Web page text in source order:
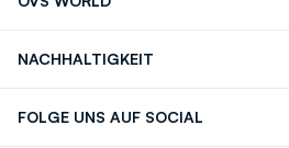
NACHHALTIGKEIT
FOLGE UNS AUF SOCIAL